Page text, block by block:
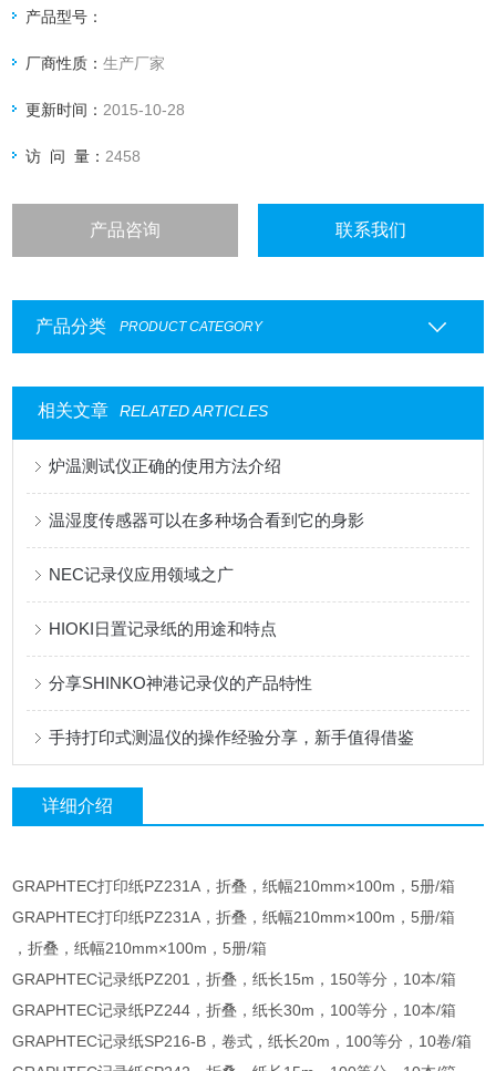
本/箱
卷/箱
本/箱
产品型号：
厂商性质：生产厂家
更新时间： 2015-10-28
访 问 量： 2458
产品咨询 联系我们
产品分类 PRODUCT CATEGORY
相关文章 RELATED ARTICLES
炉温测试仪正确的使用方法介绍
温湿度传感器可以在多种场合看到它的身影
NEC记录仪应用领域之广
HIOKI日置记录纸的用途和特点
分享SHINKO神港记录仪的产品特性
手持打印式测温仪的操作经验分享，新手值得借鉴
详细介绍
GRAPHTEC打印纸PZ231A，折叠，纸幅210mm×100m，5册/箱
GRAPHTEC打印纸PZ231A，折叠，纸幅210mm×100m，5册/箱
，折叠，纸幅210mm×100m，5册/箱
GRAPHTEC记录纸PZ201，折叠，纸长15m，150等分，10本/箱
GRAPHTEC记录纸PZ244，折叠，纸长30m，100等分，10本/箱
GRAPHTEC记录纸SP216-B，卷式，纸长20m，100等分，10卷/箱